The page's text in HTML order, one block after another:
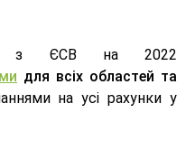
з ЄСВ на 2022
для всіх областей та
на усі рахунки у